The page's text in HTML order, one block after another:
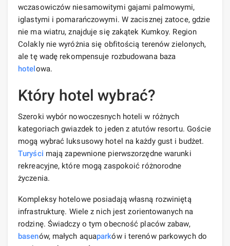
wczasowiczów niesamowitymi gajami palmowymi,
iglastymi i pomarańczowymi. W zacisznej zatoce, gdzie
nie ma wiatru, znajduje się zakątek Kumkoy. Region
Colakly nie wyróżnia się obfitością terenów zielonych,
ale tę wadę rekompensuje rozbudowana baza
hotelowa.
Który hotel wybrać?
Szeroki wybór nowoczesnych hoteli w różnych
kategoriach gwiazdek to jeden z atutów resortu. Goście
mogą wybrać luksusowy hotel na każdy gust i budżet.
Turyści mają zapewnione pierwszorzędne warunki
rekreacyjne, które mogą zaspokoić różnorodne
życzenia.
Kompleksy hotelowe posiadają własną rozwiniętą
infrastrukturę. Wiele z nich jest zorientowanych na
rodzinę. Świadczy o tym obecność placów zabaw,
basenów, małych aquaparków i terenów parkowych do